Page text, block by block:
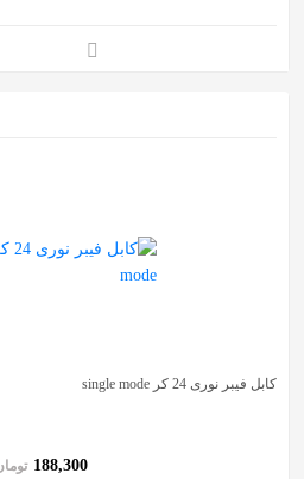
کابل فیبر نوری 24 کر single mode
تومان 188,300